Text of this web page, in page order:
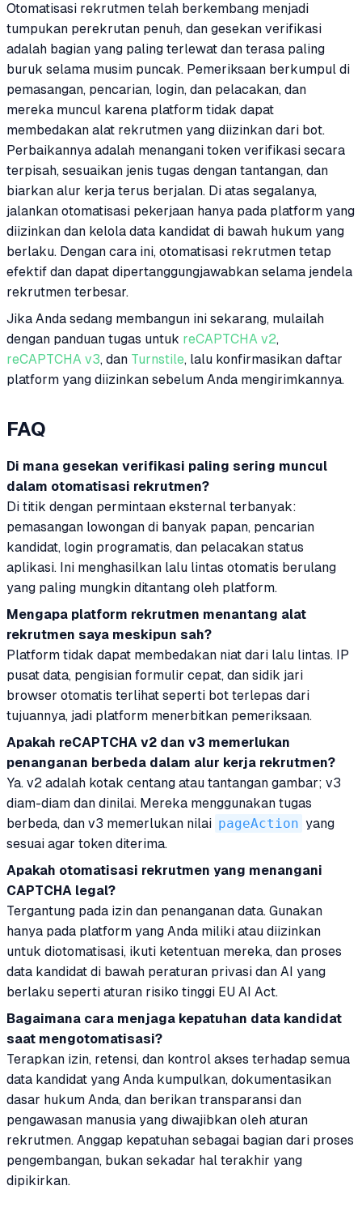
Otomatisasi rekrutmen telah berkembang menjadi
tumpukan perekrutan penuh, dan gesekan verifikasi
adalah bagian yang paling terlewat dan terasa paling
buruk selama musim puncak. Pemeriksaan berkumpul di
pemasangan, pencarian, login, dan pelacakan, dan
mereka muncul karena platform tidak dapat
membedakan alat rekrutmen yang diizinkan dari bot.
Perbaikannya adalah menangani token verifikasi secara
terpisah, sesuaikan jenis tugas dengan tantangan, dan
biarkan alur kerja terus berjalan. Di atas segalanya,
jalankan otomatisasi pekerjaan hanya pada platform yang
diizinkan dan kelola data kandidat di bawah hukum yang
berlaku. Dengan cara ini, otomatisasi rekrutmen tetap
efektif dan dapat dipertanggungjawabkan selama jendela
rekrutmen terbesar.
Jika Anda sedang membangun ini sekarang, mulailah
dengan panduan tugas untuk reCAPTCHA v2,
reCAPTCHA v3, dan Turnstile, lalu konfirmasikan daftar
platform yang diizinkan sebelum Anda mengirimkannya.
FAQ
Di mana gesekan verifikasi paling sering muncul
dalam otomatisasi rekrutmen?
Di titik dengan permintaan eksternal terbanyak:
pemasangan lowongan di banyak papan, pencarian
kandidat, login programatis, dan pelacakan status
aplikasi. Ini menghasilkan lalu lintas otomatis berulang
yang paling mungkin ditantang oleh platform.
Mengapa platform rekrutmen menantang alat
rekrutmen saya meskipun sah?
Platform tidak dapat membedakan niat dari lalu lintas. IP
pusat data, pengisian formulir cepat, dan sidik jari
browser otomatis terlihat seperti bot terlepas dari
tujuannya, jadi platform menerbitkan pemeriksaan.
Apakah reCAPTCHA v2 dan v3 memerlukan
penanganan berbeda dalam alur kerja rekrutmen?
Ya. v2 adalah kotak centang atau tantangan gambar; v3
diam-diam dan dinilai. Mereka menggunakan tugas
berbeda, dan v3 memerlukan nilai pageAction yang
sesuai agar token diterima.
Apakah otomatisasi rekrutmen yang menangani
CAPTCHA legal?
Tergantung pada izin dan penanganan data. Gunakan
hanya pada platform yang Anda miliki atau diizinkan
untuk diotomatisasi, ikuti ketentuan mereka, dan proses
data kandidat di bawah peraturan privasi dan AI yang
berlaku seperti aturan risiko tinggi EU AI Act.
Bagaimana cara menjaga kepatuhan data kandidat
saat mengotomatisasi?
Terapkan izin, retensi, dan kontrol akses terhadap semua
data kandidat yang Anda kumpulkan, dokumentasikan
dasar hukum Anda, dan berikan transparansi dan
pengawasan manusia yang diwajibkan oleh aturan
rekrutmen. Anggap kepatuhan sebagai bagian dari proses
pengembangan, bukan sekadar hal terakhir yang
dipikirkan.